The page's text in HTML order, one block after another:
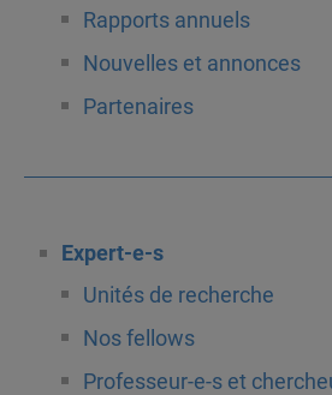
Rapports annuels
Nouvelles et annonces
Partenaires
Expert-e-s
Unités de recherche
Nos fellows
Professeur-e-s et